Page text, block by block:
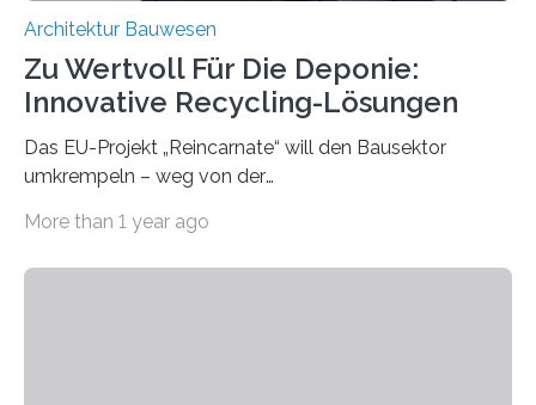
Architektur Bauwesen
Zu Wertvoll Für Die Deponie:
Innovative Recycling-Lösungen
Das EU-Projekt „Reincarnate“ will den Bausektor
umkrempeln – weg von der
Kreislaufwirtschaft Bei dem schwedischen
More than 1 year ago